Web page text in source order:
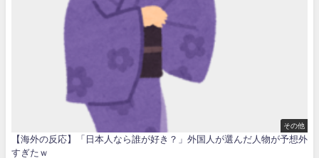
その他
【海外の反応】「日本人なら誰が好き？」外国人が選んだ人物が予想外
すぎたｗ